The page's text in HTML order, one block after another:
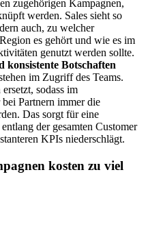
zugehörigen Kampagnen,
werden. Sales sieht so
auch, zu welcher
es gehört und wie es im
genutzt werden sollte.
Botschaften
im Zugriff des Teams.
sodass im
Partnern immer die
Das sorgt für eine
der gesamten Customer
KPIs niederschlägt.
kosten zu viel